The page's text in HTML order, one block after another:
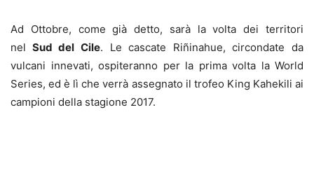
Ad Ottobre, come già detto, sarà la volta dei territori
nel Sud del Cile. Le cascate Riñinahue, circondate da
vulcani innevati, ospiteranno per la prima volta la World
Series, ed è lì che verrà assegnato il trofeo King Kahekili ai
campioni della stagione 2017.